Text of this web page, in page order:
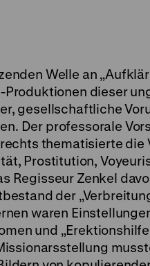
Welle an
dieser
gesellschaftliche
Der professorale
thematisierte die
Prostitution,
Regisseur Zenkel
der
waren
und